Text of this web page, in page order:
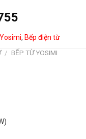
, Bếp điện từ
/ BẾP TỪ YOSIMI